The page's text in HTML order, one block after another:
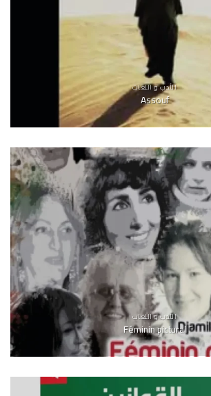
الأدب و اللغات
Assouf
الأدب و اللغات
Féminin pictural